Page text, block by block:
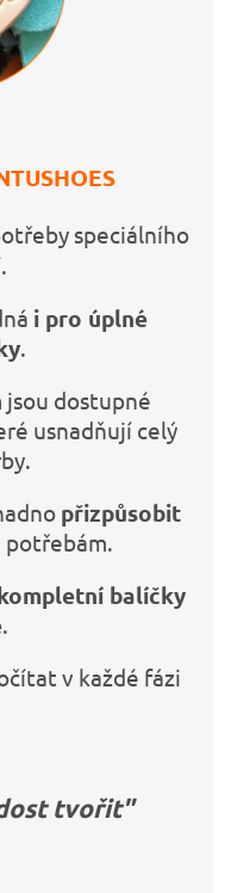
speciálního
i pro úplné
.
dostupné
usnadňují celý
přizpůsobit
balíčky
.
v každé fázi
tvořit"